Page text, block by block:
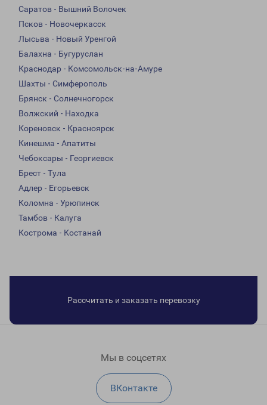
Саратов - Вышний Волочек
Псков - Новочеркасск
Лысьва - Новый Уренгой
Балахна - Бугуруслан
Краснодар - Комсомольск-на-Амуре
Шахты - Симферополь
Брянск - Солнечногорск
Волжский - Находка
Кореновск - Красноярск
Кинешма - Апатиты
Чебоксары - Георгиевск
Брест - Тула
Адлер - Егорьевск
Коломна - Урюпинск
Тамбов - Калуга
Кострома - Костанай
Рассчитать и заказать перевозку
Мы в соцсетях
ВКонтакте